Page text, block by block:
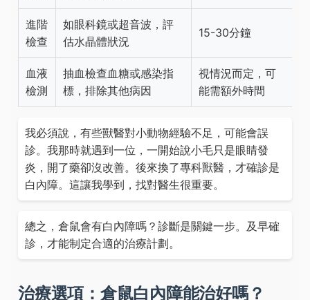
進階
檢查
如眼科鏡或超音波，評
估水晶體狀況
15-30分鐘
血液
檢測
抽血檢查血糖或感染指
標，排除其他病因
視情況而定，可
能需額外時間
我必須說，有些獸醫對小動物經驗不足，可能會誤
診。我那時就遇到一位，一開始說小毛只是眼睛發
炎，開了藥卻沒改善。後來換了專科獸醫，才確診是
白內障。這讓我學到，找對醫生很重要。
總之，倉鼠會有白內障嗎？診斷是關鍵一步。及早確
診，才能制定合適的治療計劃。
治療選項：倉鼠白內障能治好嗎？